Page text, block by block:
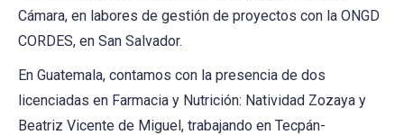
Cámara, en labores de gestión de proyectos con la ONGD
CORDES, en San Salvador.
En Guatemala, contamos con la presencia de dos
licenciadas en Farmacia y Nutrición: Natividad Zozaya y
Beatriz Vicente de Miguel, trabajando en Tecpán-